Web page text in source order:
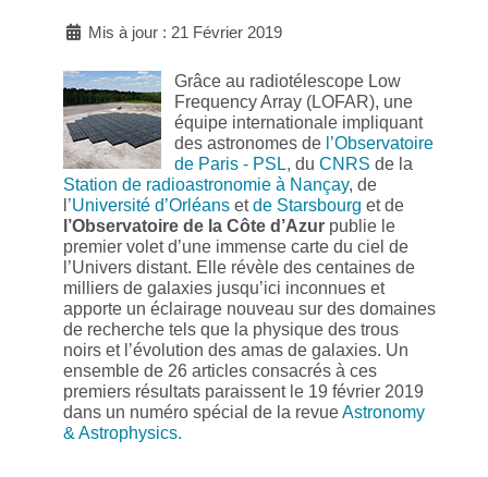
Mis à jour : 21 Février 2019
Grâce au radiotélescope Low
Frequency Array (LOFAR), une
équipe internationale impliquant
des astronomes de l’Observatoire
de Paris - PSL, du CNRS de la
Station de radioastronomie à Nançay, de
’Université d’Orléans etde Starsbourg et de
l’Observatoire de la Côte d’Azur publie le
premier volet d’une immense carte du ciel de
l’Univers distant. Elle révèle des centaines de
milliers de galaxies jusqu’ici inconnues et
apporte un éclairage nouveau sur des domaines
de recherche tels que la physique des trous
noirs et l’évolution des amas de galaxies. Un
ensemble de 26 articles consacrés à ces
premiers résultats paraissent le 19 février 2019
dans un numéro spécial de la revueAstronomy
& Astrophysics.